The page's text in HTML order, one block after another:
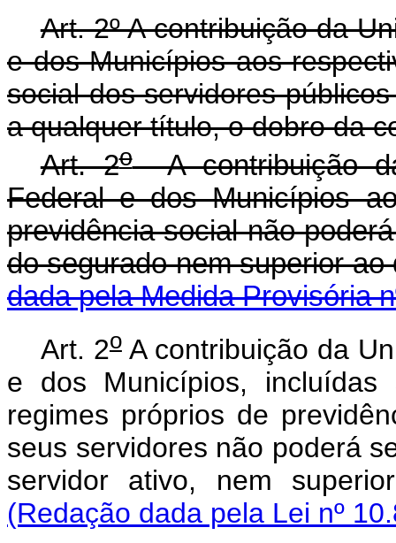
Art. 2º A contribuição da
e dos Municípios aos
social dos servidores
a qualquer título, o dobro da
Art. 2oA contribuição
Federal e dos Municípios
previdência social não
do segurado nem superior
dada pela Medida Provisória
Art. 2oA contribuição da
e dos Municípios,
regimes próprios de
seus servidores não poderá
servidor ativo, nem
(Redação dada pela Lei nº